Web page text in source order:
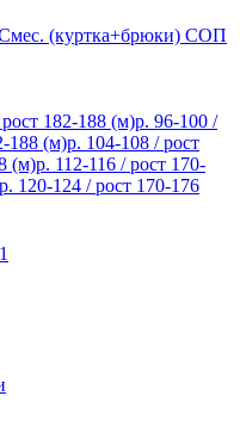
(куртка+брюки) СОП
182-188 (м)р. 96-100 /
188 (м)р. 104-108 / рост
(м)р. 112-116 / рост 170-
р. 120-124 / рост 170-176